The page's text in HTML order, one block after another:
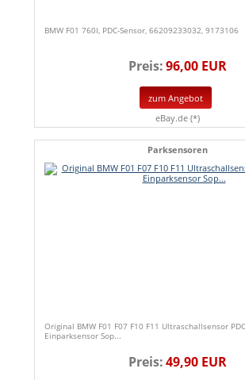
BMW F01 760I, PDC-Sensor, 66209233032, 9173106
Preis:96,00 EUR
zum Angebot
eBay.de (*)
Parksensoren
Original BMW F01 F07 F10 F11 Ultraschallsensor
Einparksensor Sop...
Preis:49,90 EUR